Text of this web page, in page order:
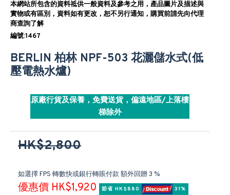
本網站所包含的資料祗供一般資料及參考之用，產品圖片及描述與
實物或有區別，資料如有更改，恕不另行通知，購買前請先向代理
商查詢了解
編號:1467
BERLIN 柏林 NPF-503 花灑儲水式(低
壓電熱水爐)
原廠行貨及保養，免費送貨，偏遠地區/上落樓
梯除外
HK$2,800
如選擇 FPS 轉數快或銀行轉賬付款 額外回贈 3 %
優惠價 HK$1,920 節省 HK$880 31%